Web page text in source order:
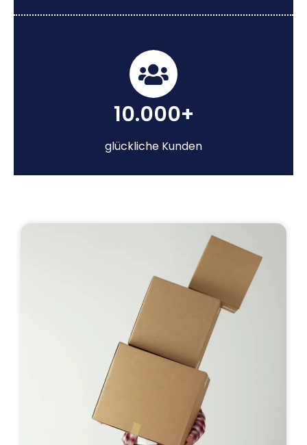
10.000+
glückliche Kunden